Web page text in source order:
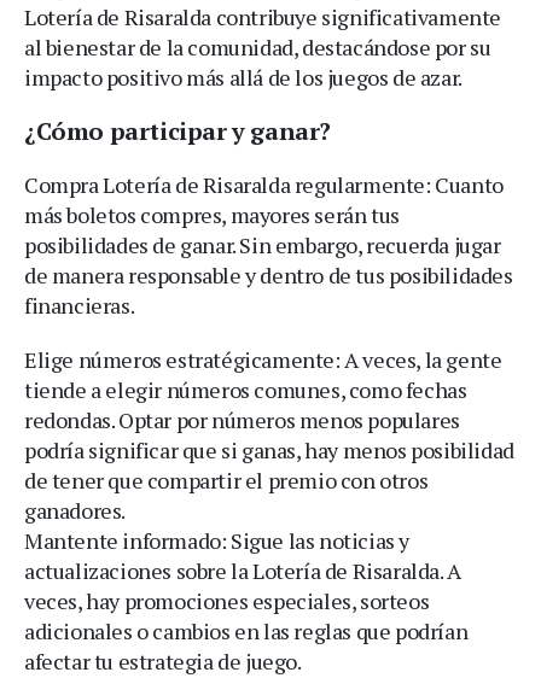
Lotería de Risaralda contribuye significativamente
al bienestar de la comunidad, destacándose por su
impacto positivo más allá de los juegos de azar.
¿Cómo participar y ganar?
Compra Lotería de Risaralda regularmente: Cuanto
más boletos compres, mayores serán tus
posibilidades de ganar. Sin embargo, recuerda jugar
de manera responsable y dentro de tus posibilidades
financieras.
Elige números estratégicamente: A veces, la gente
tiende a elegir números comunes, como fechas
redondas. Optar por números menos populares
podría significar que si ganas, hay menos posibilidad
de tener que compartir el premio con otros
ganadores.
Mantente informado: Sigue las noticias y
actualizaciones sobre la Lotería de Risaralda. A
veces, hay promociones especiales, sorteos
adicionales o cambios en las reglas que podrían
afectar tu estrategia de juego.